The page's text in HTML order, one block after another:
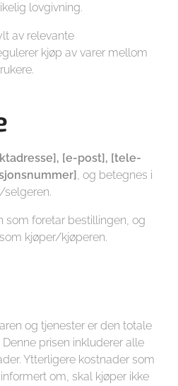
lovgivning.
av relevante
kjøp av varer mellom
[e-post], [tele-
, og betegnes i
som foretar bestillingen, og
kjøper/kjøperen.
og tjenester er den totale
prisen inkluderer alle
Ytterligere kostnader som
om, skal kjøper ikke